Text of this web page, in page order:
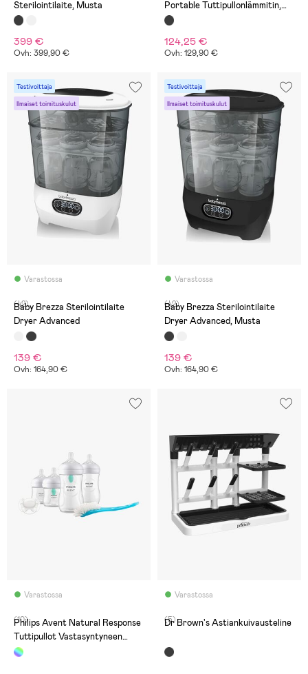
Sterilointilaite, Musta
399 €
Ovh: 399,90 €
Portable Tuttipullonlämmitin,
Musta
124,25 €
Ovh: 129,90 €
Testivoittaja
Ilmaiset toimituskulut
Varastossa
(42)
Baby Brezza Sterilointilaite
Dryer Advanced
139 €
Ovh: 164,90 €
Testivoittaja
Ilmaiset toimituskulut
Varastossa
(42)
Baby Brezza Sterilointilaite
Dryer Advanced, Musta
139 €
Ovh: 164,90 €
Varastossa
(10)
Philips Avent Natural Response
Tuttipullot Vastasyntyneen
Aloituspakkaus AirFree
Varastossa
(5)
Dr Brown's Astiankuivausteline